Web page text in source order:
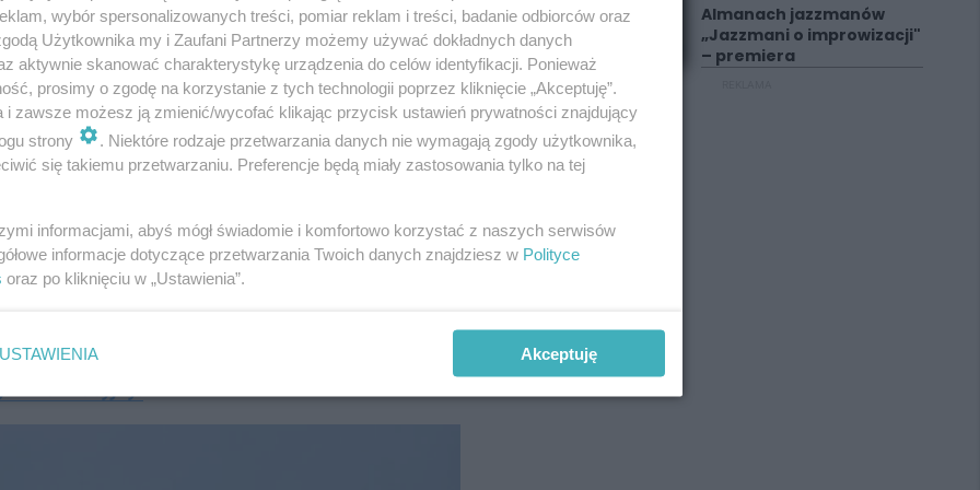
Zdarzenie spowodował najprawdopodobniej
którynie ustąpił pierwszeństwa przejazdu
24Zagłębiepodkom. Damian Korczyński –
Miejskiej Policji w Dąbrowie Górniczej.
ostrożności.
informacyjny!
Almanach jazzmanów
„Jazzmani o improwizacji"
– premiera
wybór spersonalizowanych treści, pomiar reklam i treści, badanie odbiorców oraz
Użytkownika my i Zaufani Partnerzy możemy używać dokładnych danych
aktywnie skanować charakterystykę urządzenia do celów identyfikacji. Ponieważ
prosimy o zgodę na korzystanie z tych technologii poprzez kliknięcie „Akceptuję”.
i zawsze możesz ją zmienić/wycofać klikając przycisk ustawień prywatności znajdujący
strony
. Niektóre rodzaje przetwarzania danych nie wymagają zgody użytkownika,
się takiemu przetwarzaniu. Preferencje będą miały zastosowania tylko na tej
informacjami, abyś mógł świadomie i komfortowo korzystać z naszych serwisów
informacje dotyczące przetwarzania Twoich danych znajdziesz w Polityce
oraz po kliknięciu w „Ustawienia”.
USTAWIENIA Akceptuję